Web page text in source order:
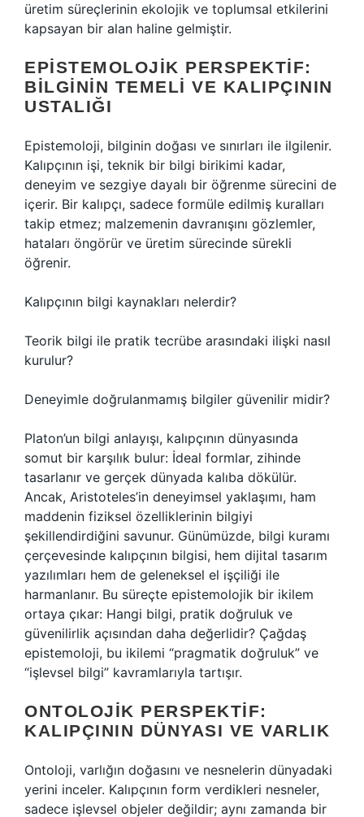
üretim süreçlerinin ekolojik ve toplumsal etkilerini
kapsayan bir alan haline gelmiştir.
EPISTEMOLOJIK PERSPEKTIF:
BILGININ TEMELI VE KALIPÇININ
USTALIĞI
Epistemoloji, bilginin doğası ve sınırları ile ilgilenir.
Kalıpçının işi, teknik bir bilgi birikimi kadar,
deneyim ve sezgiye dayalı bir öğrenme sürecini de
içerir. Bir kalıpçı, sadece formüle edilmiş kuralları
takip etmez; malzemenin davranışını gözlemler,
hataları öngörür ve üretim sürecinde sürekli
öğrenir.
Kalıpçının bilgi kaynakları nelerdir?
Teorik bilgi ile pratik tecrübe arasındaki ilişki nasıl
kurulur?
Deneyimle doğrulanmamış bilgiler güvenilir midir?
Platon’un bilgi anlayışı, kalıpçının dünyasında
somut bir karşılık bulur: İdeal formlar, zihinde
tasarlanır ve gerçek dünyada kalıba dökülür.
Ancak, Aristoteles’in deneyimsel yaklaşımı, ham
maddenin fiziksel özelliklerinin bilgiyi
şekillendirdiğini savunur. Günümüzde, bilgi kuramı
çerçevesinde kalıpçının bilgisi, hem dijital tasarım
yazılımları hem de geleneksel el işçiliği ile
harmanlanır. Bu süreçte epistemolojik bir ikilem
ortaya çıkar: Hangi bilgi, pratik doğruluk ve
güvenilirlik açısından daha değerlidir? Çağdaş
epistemoloji, bu ikilemi “pragmatik doğruluk” ve
“işlevsel bilgi” kavramlarıyla tartışır.
ONTOLOJIK PERSPEKTIF:
KALIPÇININ DÜNYASI VE VARLIK
Ontoloji, varlığın doğasını ve nesnelerin dünyadaki
yerini inceler. Kalıpçının form verdikleri nesneler,
sadece işlevsel objeler değildir; aynı zamanda bir